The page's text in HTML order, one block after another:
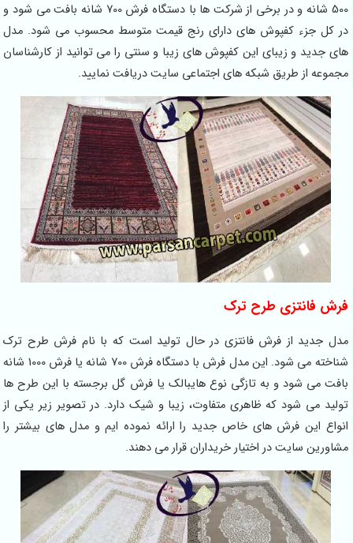
500 شانه و در برخی از شرکت ها با دستگاه فرش 700 شانه بافت می شود و
در کل جزء کفپوش های دارای رنج قیمت متوسط محسوب می شود. مدل
های جدید و زیبای این کفپوش های زیبا و سنتی را می توانید از کارشناسان
مجموعه از طریق شبکه های اجتماعی سایت دریافت نمایید.
فرش فانتزی طرح ترک
مدل جدید از فرش فانتزی در حال تولید است که با نام فرش طرح ترک
شناخته می شود. این مدل فرش با دستگاه فرش 700 شانه یا فرش 1000 شانه
بافت می شود و به تازگی نوع هایبالک یا فرش گل برجسته با این طرح ها
تولید می شود که ظاهری متفاوت، زیبا و شیک دارد. در تصویر زیر یکی از
انواع این فرش های خاص جدید را ارائه نموده ایم و مدل های بیشتر را
مشاورین سایت در اختیار خریداران قرار می دهند.